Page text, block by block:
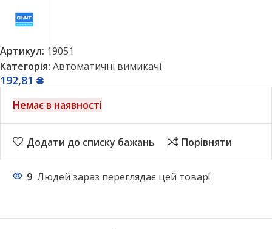
Артикул: 19051
Категорія: Автоматичні вимикачі
192,81 ₴
Немає в наявності
Додати до списку бажань Порівняти
9 Людей зараз переглядає цей товар!